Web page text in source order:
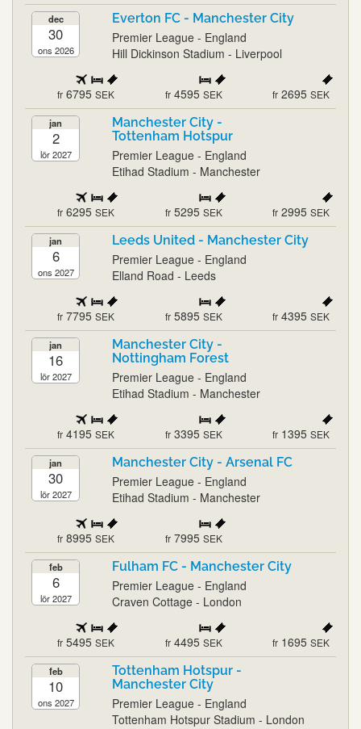
dec
30
ons 2026
Everton FC - Manchester City
Premier League - England
Hill Dickinson Stadium - Liverpool
fr 6795 SEK fr 4595 SEK fr 2695 SEK
jan
2
lör 2027
Manchester City -
Tottenham Hotspur
Premier League - England
Etihad Stadium - Manchester
fr 6295 SEK fr 5295 SEK fr 2995 SEK
jan
6
ons 2027
Leeds United - Manchester City
Premier League - England
Elland Road - Leeds
fr 7795 SEK fr 5895 SEK fr 4395 SEK
jan
16
lör 2027
Manchester City -
Nottingham Forest
Premier League - England
Etihad Stadium - Manchester
fr 4195 SEK fr 3395 SEK fr 1395 SEK
jan
30
lör 2027
Manchester City - Arsenal FC
Premier League - England
Etihad Stadium - Manchester
fr 8995 SEK fr 7995 SEK
feb
6
lör 2027
Fulham FC - Manchester City
Premier League - England
Craven Cottage - London
fr 5495 SEK fr 4495 SEK fr 1695 SEK
feb
10
ons 2027
Tottenham Hotspur -
Manchester City
Premier League - England
Tottenham Hotspur Stadium - London